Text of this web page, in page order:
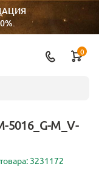
0
5016_G-M_V-
3231172